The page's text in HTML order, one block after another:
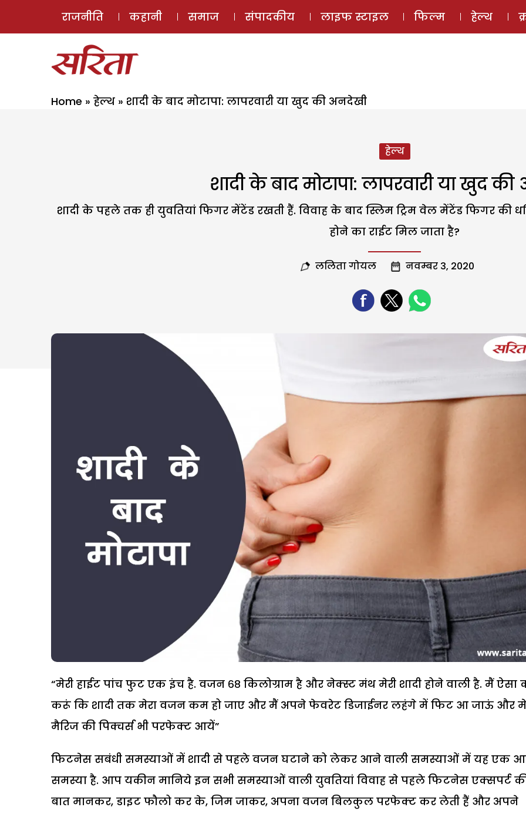
ई-मैगज़ीन
राजनीति कहानी समाज संपादकीय लाइफ स्टाइल फिल्म हेल्थ
Home » हेल्थ » शादी के बाद मोटापा: लापरवारी या खुद की अनदेखी
हेल्थ
शादी के बाद मोटापा: लापरवारी या खुद
शादी के पहले तक ही युवतियां फिगर मेंटेंड रखती हैं. विवाह के बाद स्लिम ट्रिम वेल मेंटेंड फिगर की
होने का राईट मिल जाता है?
ललिता गोयल नवम्बर 3, 2020
“मेरी हाईट पांच फुट एक इंच है. वजन ६८ किलोग्राम है और नेक्स्ट मंथ मेरी शादी होने वाली है. मैं ऐसा
करूं कि शादी तक मेरा वजन कम हो जाए और मैं अपने फेवरेट डिजाईनर लहंगे में फिट आ जाऊं और
मैरिज की पिक्चर्स भी परफेक्ट आयें”
फिटनेस सबंधी समस्याओं में शादी से पहले वजन घटाने को लेकर आने वाली समस्याओं में यह एक
समस्या है. आप यकीन मानिये इन सभी समस्याओं वाली युवतियां विवाह से पहले फिटनेस एक्सपर्ट
बात मानकर, डाइट फौलो कर के, जिम जाकर, अपना वजन बिलकुल परफेक्ट कर लेती हैं और अपने